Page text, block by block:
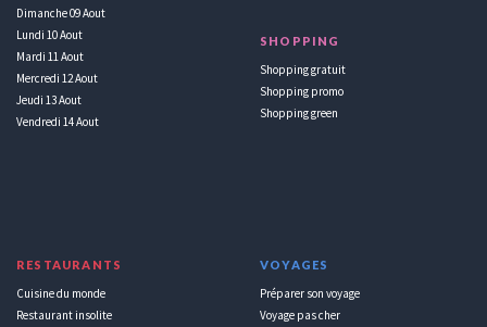
Dimanche 09 Aout
Lundi 10 Aout
Mardi 11 Aout
Mercredi 12 Aout
Jeudi 13 Aout
Vendredi 14 Aout
SHOPPING
Shopping gratuit
Shopping promo
Shopping green
RESTAURANTS
Cuisine du monde
Restaurant insolite
VOYAGES
Préparer son voyage
Voyage pas cher